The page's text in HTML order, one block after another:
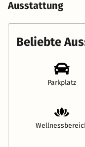
Ausstattung
Beliebte
Parkplatz